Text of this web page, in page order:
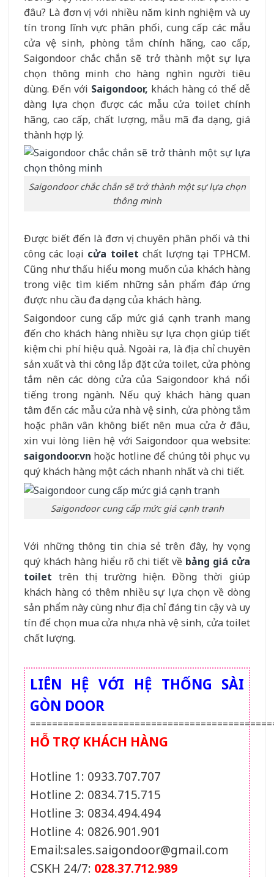
đâu? Là đơn vị với nhiều năm kinh nghiệm và uy
tín trong lĩnh vực phân phối, cung cấp các mẫu
cửa vệ sinh, phòng tắm chính hãng, cao cấp,
Saigondoor chắc chắn sẽ trở thành một sự lựa
chọn thông minh cho hàng nghìn người tiêu
dùng. Đến với Saigondoor, khách hàng có thể dễ
dàng lựa chọn được các mẫu cửa toilet chính
hãng, cao cấp, chất lượng, mẫu mã đa dạng, giá
thành hợp lý.
Saigondoor chắc chắn sẽ trở thành một sự lựa chọn
thông minh
Được biết đến là đơn vị chuyên phân phối và thi
công các loại cửa toilet chất lượng tại TPHCM.
Cũng như thấu hiểu mong muốn của khách hàng
trong việc tìm kiếm những sản phẩm đáp ứng
được nhu cầu đa dạng của khách hàng.
Saigondoor cung cấp mức giá cạnh tranh mang
đến cho khách hàng nhiều sự lựa chọn giúp tiết
kiệm chi phí hiệu quả. Ngoài ra, là địa chỉ chuyên
sản xuất và thi công lắp đặt cửa toilet, cửa phòng
tắm nên các dòng cửa của Saigondoor khá nổi
tiếng trong ngành. Nếu quý khách hàng quan
tâm đến các mẫu cửa nhà vệ sinh, cửa phòng tắm
hoặc phân vân không biết nên mua cửa ở đâu,
xin vui lòng liên hệ với Saigondoor qua website:
saigondoor.vn hoặc hotline để chúng tôi phục vụ
quý khách hàng một cách nhanh nhất và chi tiết.
Saigondoor cung cấp mức giá cạnh tranh
Với những thông tin chia sẻ trên đây, hy vọng
quý khách hàng hiểu rõ chi tiết về bảng giá cửa
toilet trên thị trường hiện. Đồng thời giúp
khách hàng có thêm nhiều sự lựa chọn về dòng
sản phẩm này cùng như địa chỉ đáng tin cậy và uy
tín để chọn mua cửa nhựa nhà vệ sinh, cửa toilet
chất lượng.
LIÊN HỆ VỚI HỆ THỐNG SÀI
GÒN DOOR
HỖ TRỢ KHÁCH HÀNG
Hotline 1: 0933.707.707
Hotline 2: 0834.715.715
Hotline 3: 0834.494.494
Hotline 4: 0826.901.901
Email:sales.saigondoor@gmail.com
CSKH 24/7: 028.37.712.989